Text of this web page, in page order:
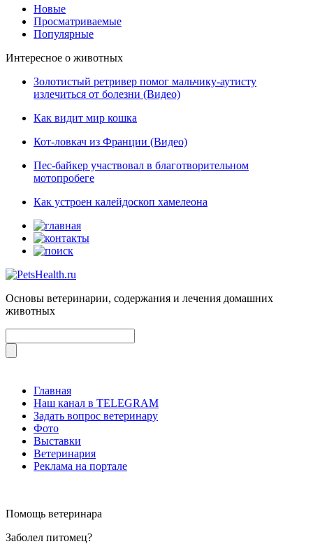
Новые
Просматриваемые
Популярные
Интересное о животных
Золотистый ретривер помог мальчику-аутисту
излечиться от болезни (Видео)
Как видит мир кошка
Кот-ловкач из Франции (Видео)
Пес-байкер участвовал в благотворительном
мотопробеге
Как устроен калейдоскоп хамелеона
Основы ветеринарии, содержания и лечения домашних
животных
Главная
Наш канал в TELEGRAM
Задать вопрос ветеринару
Фото
Выставки
Ветеринария
Реклама на портале
Помощь ветеринара
Заболел питомец?